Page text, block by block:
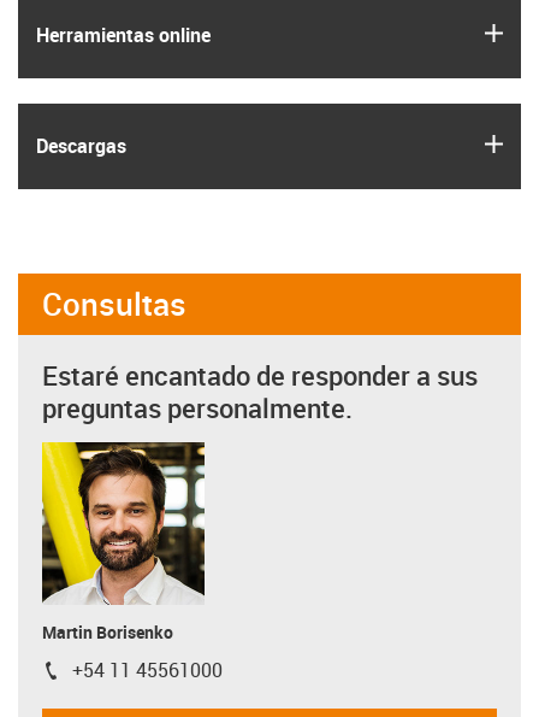
Herramientas online
Descargas
Consultas
Estaré encantado de responder a sus
preguntas personalmente.
Martin Borisenko
igus-icon-phone
+54 11 45561000